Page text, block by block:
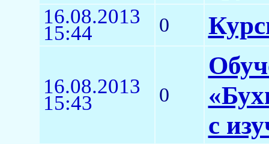
16.08.2013
15:44 0
16.08.2013
15:43 0
с